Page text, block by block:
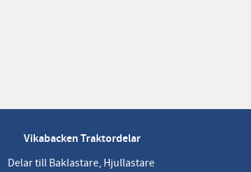
Vikabacken Traktordelar
Delar till Baklastare, Hjullastare